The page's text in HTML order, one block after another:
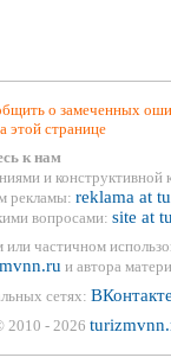
о замеченных
этой странице
к нам
и конструктивной
рекламы: reklama at
вопросами: site at
частичном
и автора
сетях:
2010 - 2026